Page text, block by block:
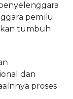
pemilu
tumbuh
dan
proses